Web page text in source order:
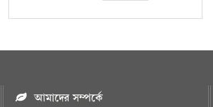
আমাদের সম্পর্কে